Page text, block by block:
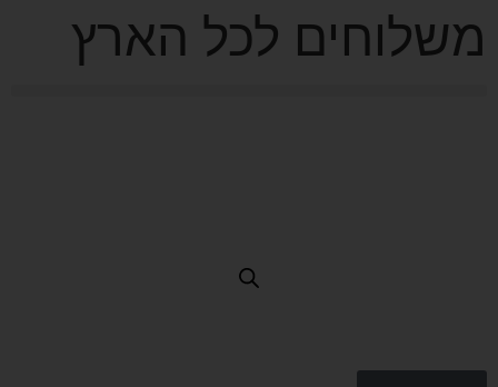
משלוחים לכל הארץ